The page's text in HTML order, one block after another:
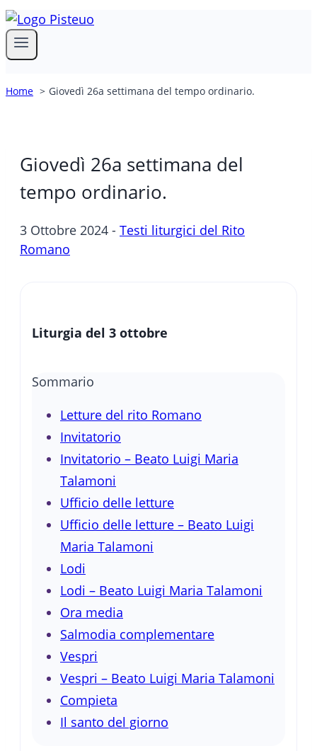
Home Giovedì 26a settimana del tempo ordinario.
Giovedì 26a settimana del
tempo ordinario.
3 Ottobre 2024 - Testi liturgici del Rito
Romano
Liturgia del 3 ottobre
Sommario
Letture del rito Romano
Invitatorio
Invitatorio – Beato Luigi Maria
Talamoni
Ufficio delle letture
Ufficio delle letture – Beato Luigi
Maria Talamoni
Lodi
Lodi – Beato Luigi Maria Talamoni
Ora media
Salmodia complementare
Vespri
Vespri – Beato Luigi Maria Talamoni
Compieta
Il santo del giorno